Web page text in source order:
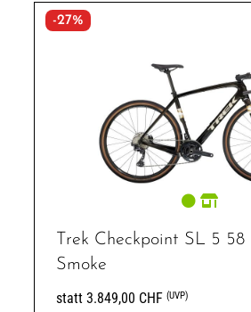
-27%
Trek Checkpoint SL 5 58
Smoke
statt 3.849,00 CHF(UVP)